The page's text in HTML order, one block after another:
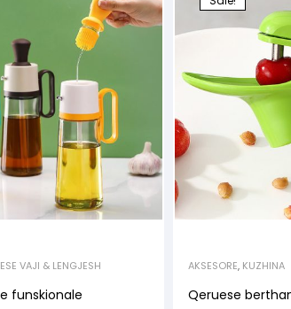
VAJI & LENGJESH
funskionale
AKSESORE, KUZHINA
Qeruese